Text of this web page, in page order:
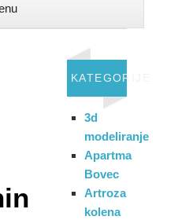
KATEGORIJE
3d
modeliranje
Apartma
Bovec
Artroza
kolena